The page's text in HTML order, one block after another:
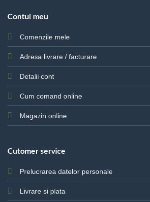
Contul meu
Comenzile mele
Adresa livrare / facturare
Detalii cont
Cum comand online
Magazin online
Cutomer service
Prelucrarea datelor personale
Livrare si plata